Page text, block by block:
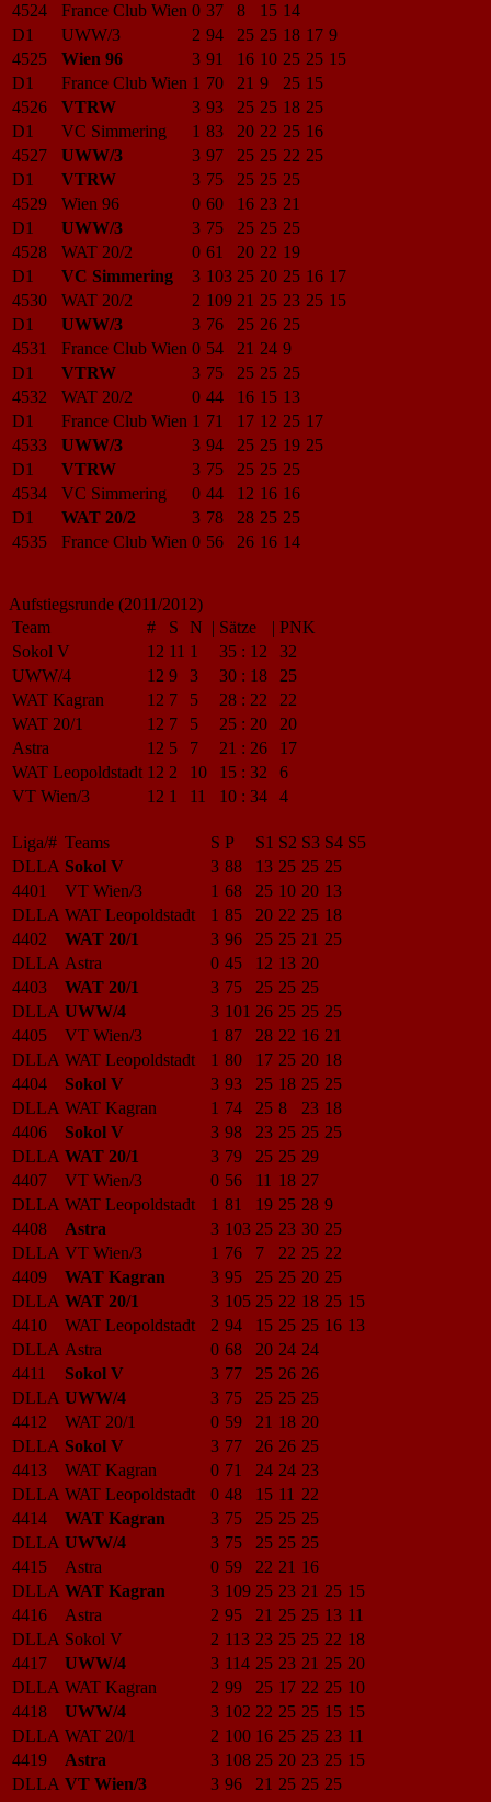
4524
France Club Wien 0 37 8 15 14
D1
UWW/3 2 94 25 25 18 17 9
4525
Wien 96 3 91 16 10 25 25 15
D1
France Club Wien 1 70 21 9 25 15
4526
VTRW 3 93 25 25 18 25
D1
VC Simmering 1 83 20 22 25 16
4527
UWW/3 3 97 25 25 22 25
D1
VTRW 3 75 25 25 25
4529
Wien 96 0 60 16 23 21
D1
UWW/3 3 75 25 25 25
4528
WAT 20/2 0 61 20 22 19
D1
VC Simmering 3 103 25 20 25 16 17
4530
WAT 20/2 2 109 21 25 23 25 15
D1
UWW/3 3 76 25 26 25
4531
France Club Wien 0 54 21 24 9
D1
VTRW 3 75 25 25 25
4532
WAT 20/2 0 44 16 15 13
D1
France Club Wien 1 71 17 12 25 17
4533
UWW/3 3 94 25 25 19 25
D1
VTRW 3 75 25 25 25
4534
VC Simmering 0 44 12 16 16
D1
WAT 20/2 3 78 28 25 25
4535
France Club Wien 0 56 26 16 14
Aufstiegsrunde (2011/2012)
Team
# S N | Sätze | PNK
Sokol V
12 11 1 35 : 12
32
UWW/4
12 9 3 30 : 18
25
WAT Kagran
12 7 5 28 : 22
22
WAT 20/1
12 7 5 25 : 20
20
Astra
12 5 7 21 : 26
17
WAT Leopoldstadt 12 2 10 15 : 32
6
VT Wien/3
12 1 11 10 : 34 4
Liga/# Teams S P S1 S2 S3 S4 S5
DLLA Sokol V 3 88 13 25 25 25
4401
VT Wien/3 1 68 25 10 20 13
DLLA WAT Leopoldstadt 1 85 20 22 25 18
4402
WAT 20/1 3 96 25 25 21 25
DLLA Astra 0 45 12 13 20
4403
WAT 20/1 3 75 25 25 25
DLLA UWW/4 3 101 26 25 25 25
4405
VT Wien/3 1 87 28 22 16 21
DLLA WAT Leopoldstadt 1 80 17 25 20 18
4404
Sokol V 3 93 25 18 25 25
DLLA WAT Kagran 1 74 25 8 23 18
4406
Sokol V 3 98 23 25 25 25
DLLA WAT 20/1 3 79 25 25 29
4407
VT Wien/3 0 56 11 18 27
DLLA WAT Leopoldstadt 1 81 19 25 28 9
4408
Astra 3 103 25 23 30 25
DLLA VT Wien/3 1 76 7 22 25 22
4409
WAT Kagran 3 95 25 25 20 25
DLLA WAT 20/1 3 105 25 22 18 25 15
4410
WAT Leopoldstadt 2 94 15 25 25 16 13
DLLA Astra 0 68 20 24 24
4411
Sokol V 3 77 25 26 26
DLLA UWW/4 3 75 25 25 25
4412
WAT 20/1 0 59 21 18 20
DLLA Sokol V 3 77 26 26 25
4413
WAT Kagran 0 71 24 24 23
DLLA WAT Leopoldstadt 0 48 15 11 22
4414
WAT Kagran 3 75 25 25 25
DLLA UWW/4 3 75 25 25 25
4415
Astra 0 59 22 21 16
DLLA WAT Kagran 3 109 25 23 21 25 15
4416
Astra 2 95 21 25 25 13 11
DLLA Sokol V 2 113 23 25 25 22 18
4417
UWW/4 3 114 25 23 21 25 20
DLLA WAT Kagran 2 99 25 17 22 25 10
4418
UWW/4 3 102 22 25 25 15 15
DLLA WAT 20/1 2 100 16 25 25 23 11
4419
Astra 3 108 25 20 23 25 15
DLLA VT Wien/3 3 96 21 25 25 25